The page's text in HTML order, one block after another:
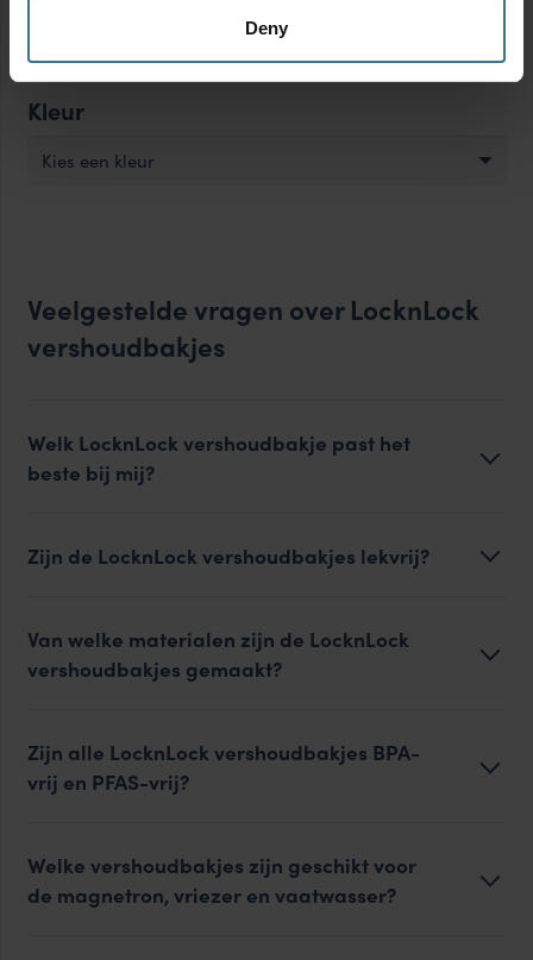
Deny
Kleur
Kies een kleur
Veelgestelde vragen over LocknLock
vershoudbakjes
Welk LocknLock vershoudbakje past het
beste bij mij?
Zijn de LocknLock vershoudbakjes lekvrij?
Van welke materialen zijn de LocknLock
vershoudbakjes gemaakt?
Zijn alle LocknLock vershoudbakjes BPA-
vrij en PFAS-vrij?
Welke vershoudbakjes zijn geschikt voor
de magnetron, vriezer en vaatwasser?